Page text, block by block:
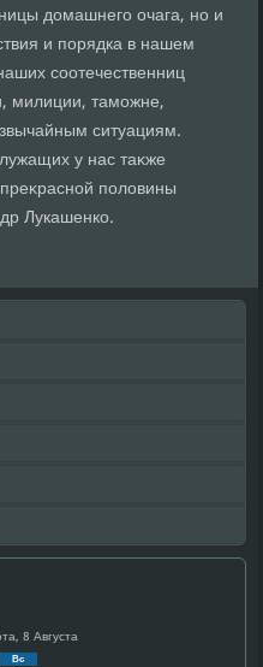
дοмашнего очага, но и
и порядка в нашем
соотечественниц
милиции, таможне,
ситуациям.
у нас таκже
полοвины
Лукашенко.
8 Августа
Вс